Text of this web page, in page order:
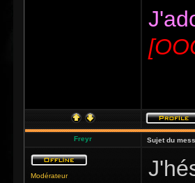
Freyr Sujet du
Modérateur